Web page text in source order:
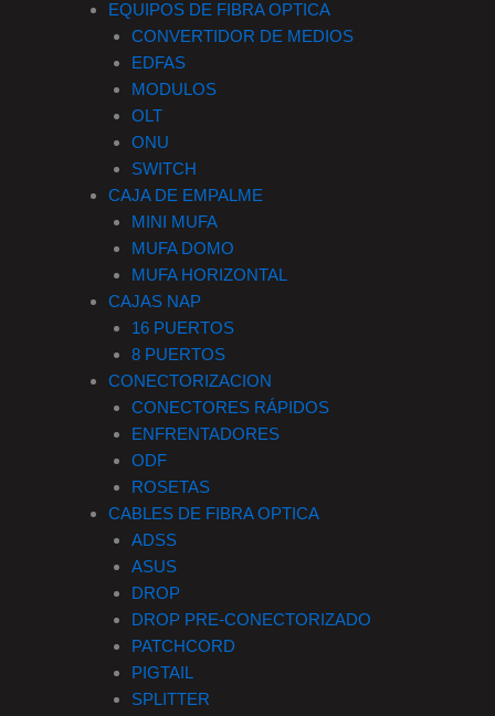
EQUIPOS DE FIBRA OPTICA
CONVERTIDOR DE MEDIOS
EDFAS
MODULOS
OLT
ONU
SWITCH
CAJA DE EMPALME
MINI MUFA
MUFA DOMO
MUFA HORIZONTAL
CAJAS NAP
16 PUERTOS
8 PUERTOS
CONECTORIZACION
CONECTORES RÁPIDOS
ENFRENTADORES
ODF
ROSETAS
CABLES DE FIBRA OPTICA
ADSS
ASUS
DROP
DROP PRE-CONECTORIZADO
PATCHCORD
PIGTAIL
SPLITTER